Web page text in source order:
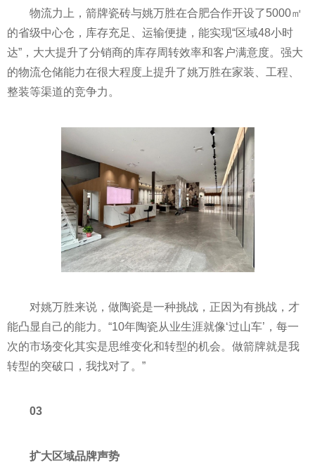
物流力上，箭牌瓷砖与姚万胜在合肥合作开设了5000㎡
的省级中心仓，库存充足、运输便捷，能实现“区域48小时
达”，大大提升了分销商的库存周转效率和客户满意度。强大
的物流仓储能力在很大程度上提升了姚万胜在家装、工程、
整装等渠道的竞争力。
对姚万胜来说，做陶瓷是一种挑战，正因为有挑战，才
能凸显自己的能力。“10年陶瓷从业生涯就像‘过山车’，每一
次的市场变化其实是思维变化和转型的机会。做箭牌就是我
转型的突破口，我找对了。”
03
扩大区域品牌声势